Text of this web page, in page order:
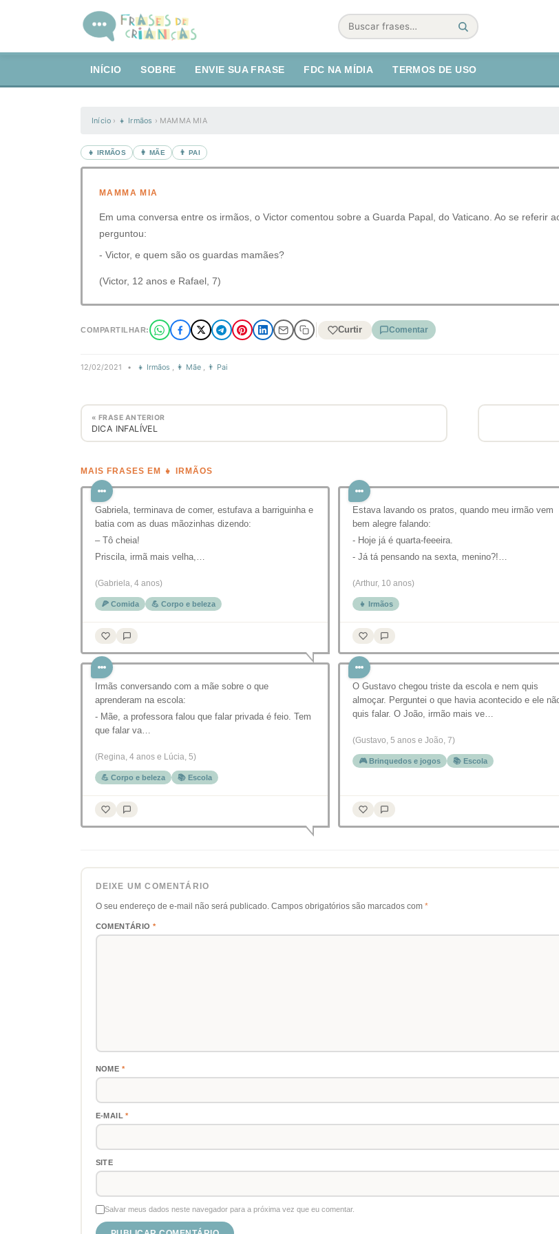
Buscar
INÍCIO SOBRE ENVIE SUA FRASE FDC NA MÍDIA TERMOS DE USO
Início › 👧 Irmãos › MAMMA MIA
👧 IRMÃOS 👩 MÃE 👨 PAI
MAMMA MIA
Em uma conversa entre os irmãos, o Victor comentou sobre a Guarda Papal, do Vaticano. Ao se referir
perguntou:
- Victor, e quem são os guardas mamães?
(Victor, 12 anos e Rafael, 7)
COMPARTILHAR: Curtir Comentar
12/02/2021 • 👧 Irmãos , 👩 Mãe , 👨 Pai
« FRASE ANTERIOR
DICA INFALÍVEL
MAIS FRASES EM 👧 IRMÃOS
Gabriela, terminava de comer, estufava a barriguinha e
batia com as duas mãozinhas dizendo:
– Tô cheia!
Priscila, irmã mais velha,…
(Gabriela, 4 anos)
🍕 Comida 💪 Corpo e beleza
Estava lavando os pratos, quando meu irmão vem
bem alegre falando:
- Hoje já é quarta-feeeira.
- Já tá pensando na sexta, menino?!…
(Arthur, 10 anos)
👧 Irmãos
Irmãs conversando com a mãe sobre o que
aprenderam na escola:
- Mãe, a professora falou que falar privada é feio. Tem
que falar va…
(Regina, 4 anos e Lúcia, 5)
💪 Corpo e beleza 📚 Escola
O Gustavo chegou triste da escola e nem quis
almoçar. Perguntei o que havia acontecido e ele
quis falar. O João, irmão mais ve…
(Gustavo, 5 anos e João, 7)
🎮 Brinquedos e jogos 📚 Escola
DEIXE UM COMENTÁRIO
O seu endereço de e-mail não será publicado. Campos obrigatórios são marcados com *
COMENTÁRIO *
NOME *
E-MAIL*
SITE
Salvar meus dados neste navegador para a próxima vez que eu comentar.